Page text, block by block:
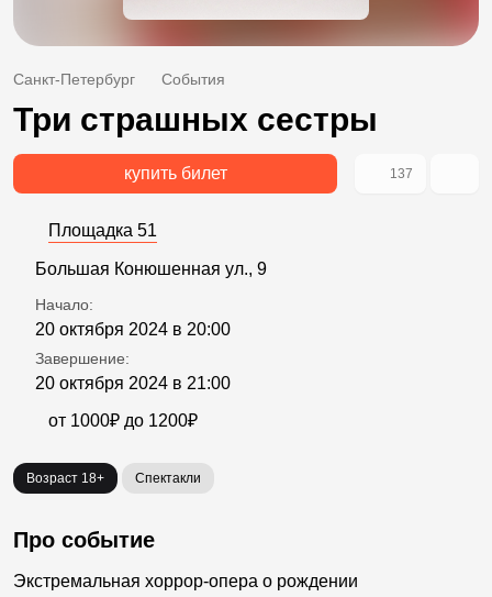
Санкт-Петербург События
Три страшных сестры
купить билет 137
Площадка 51
Большая Конюшенная ул., 9
Начало:
20 октября 2024 в 20:00
Завершение:
20 октября 2024 в 21:00
от 1000₽ до 1200₽
Возраст 18+ Спектакли
Про событие
Экстремальная хоррор-опера о рождении